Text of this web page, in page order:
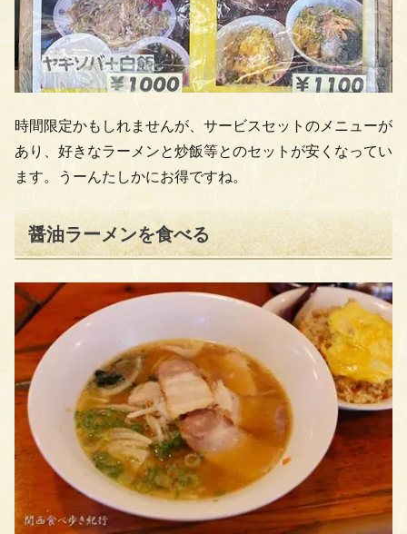
時間限定かもしれませんが、サービスセットのメニューが
あり、好きなラーメンと炒飯等とのセットが安くなってい
ます。うーんたしかにお得ですね。
醤油ラーメンを食べる